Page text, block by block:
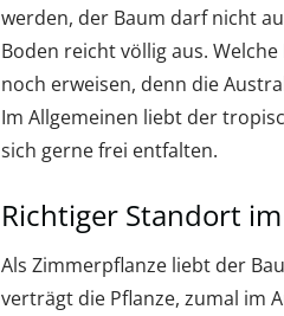
werden, der Baum darf nicht
Boden reicht völlig aus.
noch erweisen, denn die
Im Allgemeinen liebt der
sich gerne frei entfalten.
Richtiger Standort
Als Zimmerpflanze liebt der
verträgt die Pflanze, zumal im